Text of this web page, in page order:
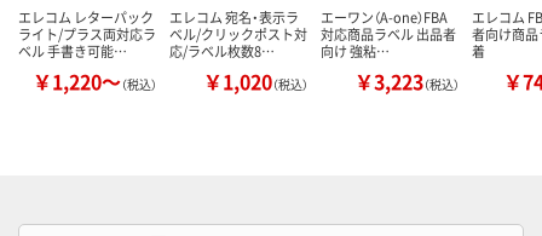
エレコム レターパック
ライト/プラス両対応ラ
ベル 手書き可能…
￥1,220～（税込）
エレコム 宛名・表示ラ
ベル/クリックポスト対
応/ラベル枚数8…
￥1,020（税込）
エーワン（A-one）FBA
対応商品ラベル 出品者
向け 強粘…
￥3,223（税込）
エレコム
者向け商
着
￥